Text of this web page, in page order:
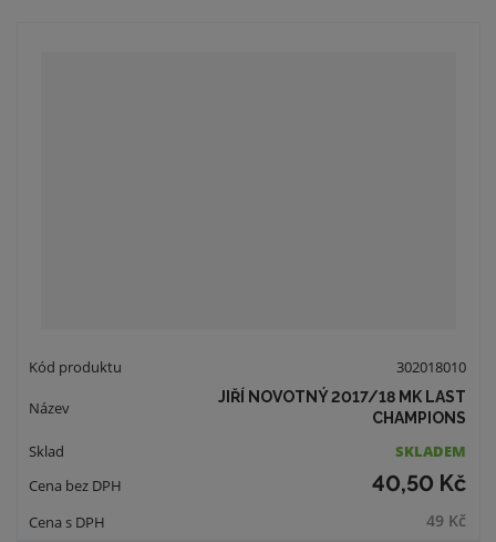
302018010
JIŘÍ NOVOTNÝ 2017/18 MK LAST
CHAMPIONS
SKLADEM
40,50 Kč
49 Kč